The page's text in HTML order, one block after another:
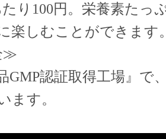
り100円。栄養素たっ
楽しむことができます
≫
認証取得工場』で
ます。